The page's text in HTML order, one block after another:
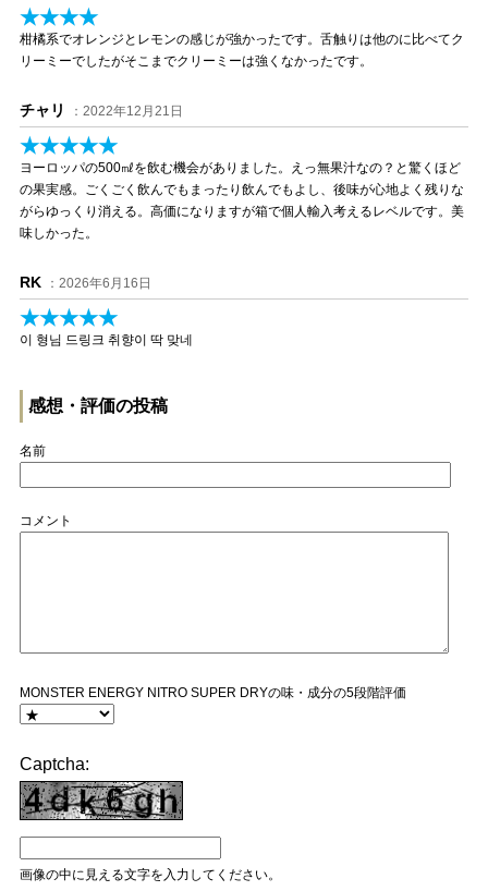
★★★★
柑橘系でオレンジとレモンの感じが強かったです。舌触りは他のに比べてク
リーミーでしたがそこまでクリーミーは強くなかったです。
チャリ ：2022年12月21日
★★★★★
ヨーロッパの500㎖を飲む機会がありました。えっ無果汁なの？と驚くほど
の果実感。ごくごく飲んでもまったり飲んでもよし、後味が心地よく残りな
がらゆっくり消える。高価になりますが箱で個人輸入考えるレベルです。美
味しかった。
RK ：2026年6月16日
★★★★★
이 형님 드링크 취향이 딱 맞네
感想・評価の投稿
名前
コメント
MONSTER ENERGY NITRO SUPER DRYの味・成分の5段階評価
Captcha:
画像の中に見える文字を入力してください。